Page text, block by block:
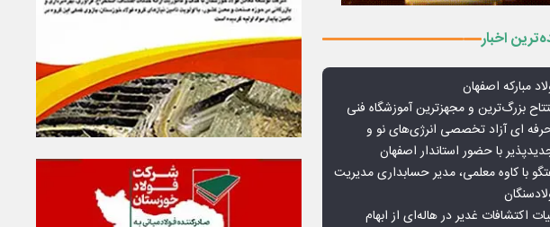
اخبار
مبارکه اصفهان
بزرگ‌ترین و مجهزترین آموزشگاه فنی
ای آزاد تخصصی انرژی‌های نو و
با حضور استاندار اصفهان
با کاوه معلمی، مدیر حسابداری مدیریت
اکتشافات غدیر در هاله‌ای از ابهام